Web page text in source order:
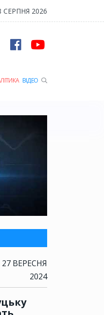
Герой з Рожищенської
СЕРПНЯ 2026
ВІДЕО
27 ВЕРЕСНЯ
2024